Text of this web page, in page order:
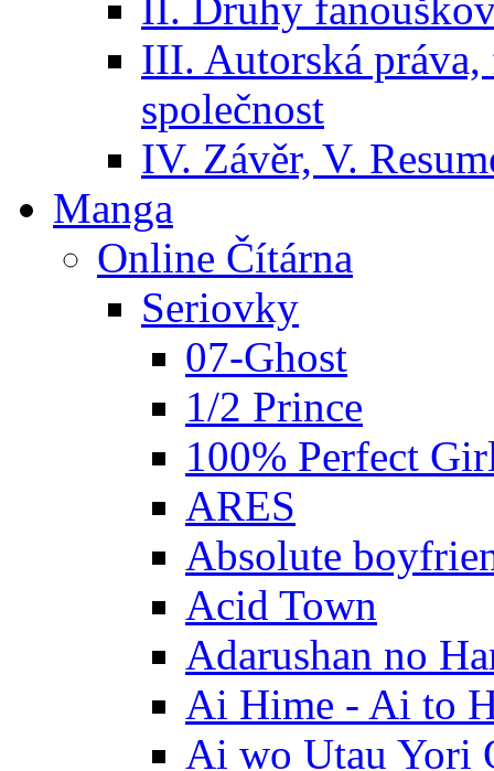
III. Autorská práva,
společnost
IV. Závěr, V.
Manga
Online Čítárna
Seriovky
07-Ghost
1/2 Prince
100% Perfect
ARES
Absolute
Acid Town
Adarushan no
Ai Hime - Ai to
Ai wo Utau Yori